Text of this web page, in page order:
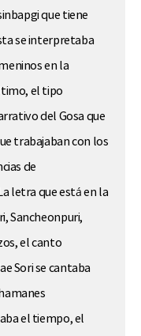
que tiene
se interpretaba
en la
el tipo
del Gosa que
trabajaban con los
de
letra que está en la
Sancheonpuri,
el canto
Sori se cantaba
el tiempo, el